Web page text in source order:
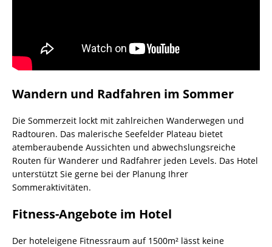
Wandern und Radfahren im Sommer
Die Sommerzeit lockt mit zahlreichen Wanderwegen und
Radtouren. Das malerische Seefelder Plateau bietet
atemberaubende Aussichten und abwechslungsreiche
Routen für Wanderer und Radfahrer jeden Levels. Das Hotel
unterstützt Sie gerne bei der Planung Ihrer
Sommeraktivitäten.
Fitness-Angebote im Hotel
Der hoteleigene Fitnessraum auf 1500m² lässt keine